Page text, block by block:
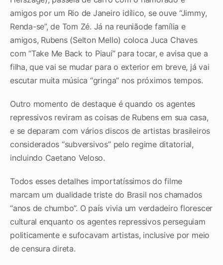
amigos por um Rio de Janeiro idílico, se ouve “Jimmy,
Renda-se”, de Tom Zé. Já na reuniãode família e
amigos, Rubens (Selton Mello) coloca Juca Chaves
com “Take Me Back to Piauí” para tocar, e avisa que a
filha, que vai se mudar para o exterior em breve, já vai
escutar muita música “gringa” nos próximos tempos.
Outro momento de destaque é quando os agentes
repressivos reviram as coisas de Rubens em sua casa,
e se deparam com vários discos de artistas brasileiros
considerados “subversivos” pelo regime ditatorial,
incluindo Caetano Veloso.
Todos esses detalhes importatíssimos do filme
marcam um dualidade triste do Brasil nos chamados
“anos de chumbo”. O país vivia um verdadeiro florescer
cultural enquanto os agentes repressivos perseguiam
politicamente e sufocavam artistas, inclusive por meio
de censura direta.